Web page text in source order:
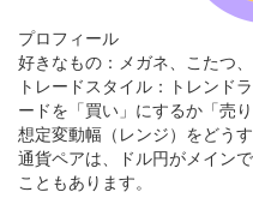
プロフィール
好きなもの：メガネ、こたつ
トレードスタイル：トレンド
ードを「買い」にするか「売り
想定変動幅（レンジ）をどう
通貨ペアは、ドル円がメイン
こともあります。